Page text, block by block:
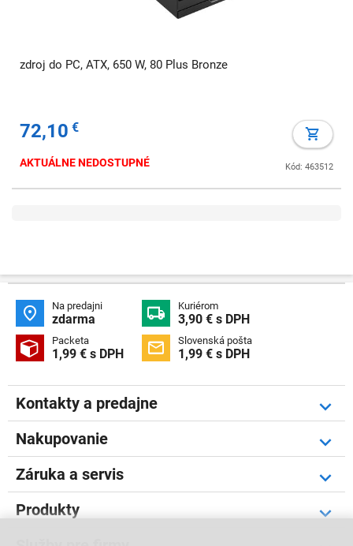
zdroj do PC, ATX, 650 W, 80 Plus Bronze
72,10 €
Kód: 463512
AKTUÁLNE NEDOSTUPNÉ
 Na predajni
zdarma  Kuriérom
3,90 € s DPH
 Packeta
1,99 € s DPH  Slovenská pošta
1,99 € s DPH
Kontakty a predajne
Nakupovanie
Záruka a servis
Produkty